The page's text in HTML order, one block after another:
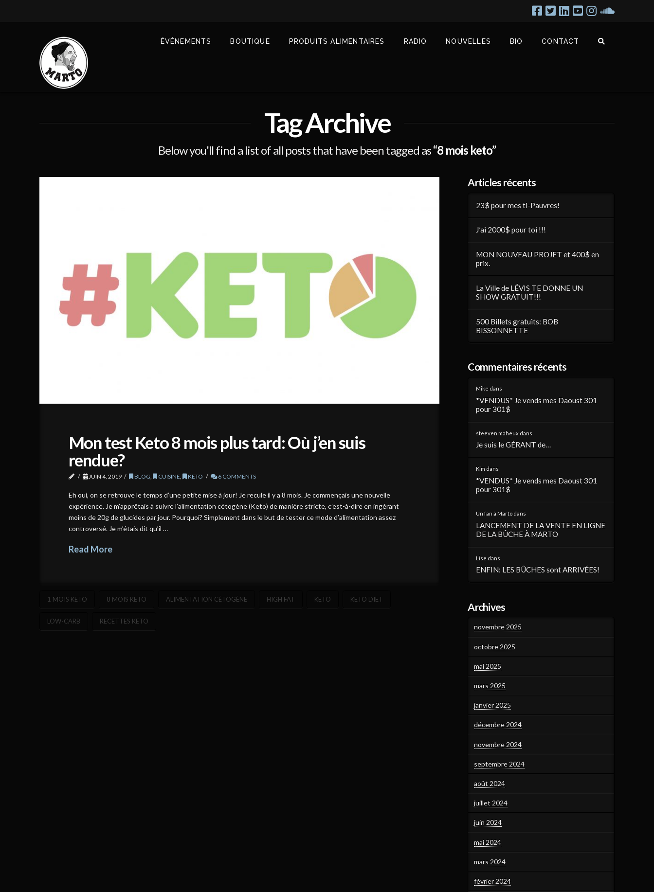
ÉVÉNEMENTS BOUTIQUE PRODUITS ALIMENTAIRES RADIO NOUVELLES BIO CONTACT
Tag Archive
Below you'll find a list of all posts that have been tagged as“8 mois keto”
Mon test Keto 8 mois plus tard: Où j’en suis
rendue?
JUIN 4, 2019 BLOG CUISINE KETO 6 COMMENTS
Eh oui, on se retrouve le temps d’une petite mise à jour! Je recule il y a 8 mois. Je commençais une nouvelle
expérience. Je m’apprêtais à suivre l’alimentation cétogène (Keto) de manière stricte, c’est-à-dire en ingérant
moins de 20g de glucides par jour. Pourquoi? Simplement dans le but de tester ce mode d’alimentation assez
controversé. Je m’étais dit qu’il …
Read More
1 MOIS KETO 8 MOIS KETO ALIMENTATION CÉTOGÈNE HIGH FAT KETO KETO DIET
LOW-CARB RECETTES KETO
Articles récents
23$ pour mes ti-Pauvres!
J’ai 2000$ pour toi !!!
MON NOUVEAU PROJET et 400$ en
prix.
La Ville de LÉVIS TE DONNE UN
SHOW GRATUIT!!!
500 Billets gratuits: BOB
BISSONNETTE
Commentaires récents
Mike dans
*VENDUS* Je vends mes Daoust 301
pour 301$
steeven maheux dans
Je suis le GÉRANT de…
Kim dans
*VENDUS* Je vends mes Daoust 301
pour 301$
Un fan à Marto dans
LANCEMENT DE LA VENTE EN LIGNE
DE LA BÛCHE À MARTO
Lise dans
ENFIN: LES BÛCHES sont ARRIVÉES!
Archives
novembre 2025
octobre 2025
mai 2025
mars 2025
janvier 2025
décembre 2024
novembre 2024
septembre 2024
août 2024
juillet 2024
juin 2024
mai 2024
mars 2024
février 2024